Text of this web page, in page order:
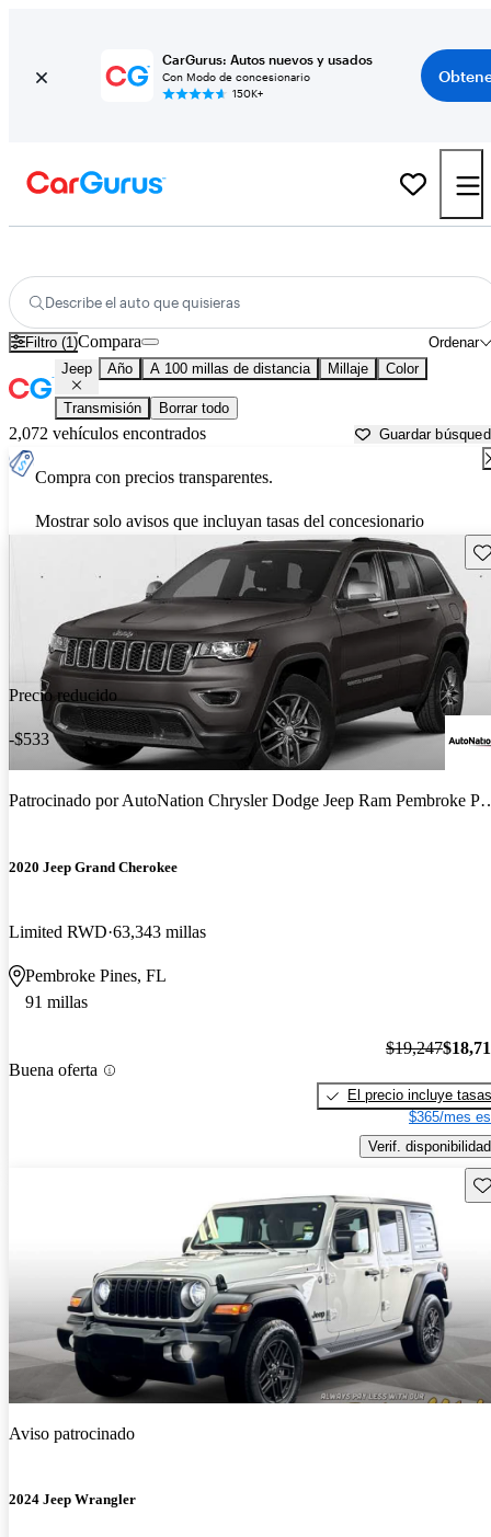
CarGurus: Autos nuevos y usados
Con Modo de concesionario
150K+
Describe el auto que quisieras
Filtro (1) Ordenar
Compara
Jeep Año A 100 millas de distancia Millaje Color
Transmisión Borrar todo
2,072 vehículos encontrados Guardar
Compra con precios transparentes.
Mostrar solo avisos que incluyan tasas del concesionario
Precio reducido
-$533
Patrocinado porAutoNation Chrysler Dodge Jeep Ram Pembroke Pines
2020 Jeep Grand Cherokee
Limited RWD 63,343 millas
Pembroke Pines, FL
91 millas
Buena oferta
$19,247
El precio incluye tasas
$365/mes
Verif. disponibilidad
Aviso patrocinado
2024 Jeep Wrangler